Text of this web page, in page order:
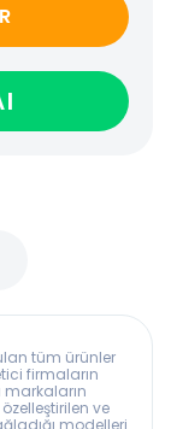
tüm ürünler
firmaların
markaların
ve
modelleri